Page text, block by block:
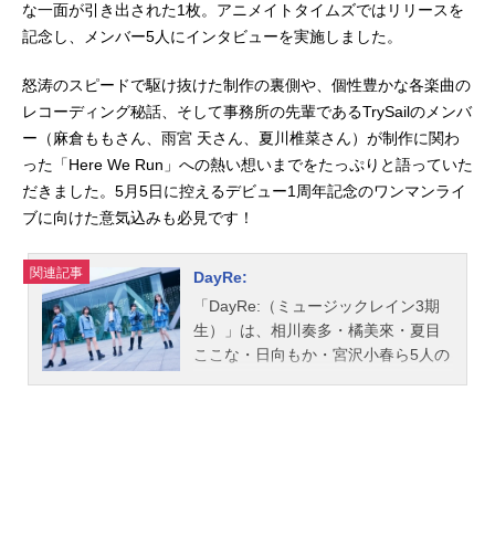
な一面が引き出された1枚。アニメイトタイムズではリリースを
記念し、メンバー5人にインタビューを実施しました。
怒涛のスピードで駆け抜けた制作の裏側や、個性豊かな各楽曲の
レコーディング秘話、そして事務所の先輩であるTrySailのメンバ
ー（麻倉ももさん、雨宮 天さん、夏川椎菜さん）が制作に関わ
った「Here We Run」への熱い想いまでをたっぷりと語っていた
だきました。5月5日に控えるデビュー1周年記念のワンマンライ
ブに向けた意気込みも必見です！
関連記事
DayRe:
「DayRe:（ミュージックレイン3期
生）」は、相川奏多・橘美來・夏目
ここな・日向もか・宮沢小春ら5人の